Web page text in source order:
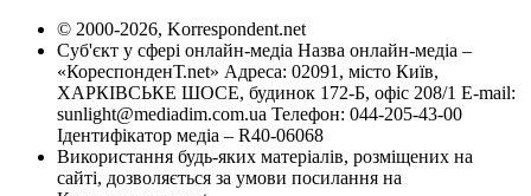
© 2000-2026, Korrespondent.net
Суб'єкт у сфері онлайн-медіа Назва онлайн-медіа –
«КореспонденТ.net» Адреса: 02091, місто Київ,
ХАРКІВСЬКЕ ШОСЕ, будинок 172-Б, офіс 208/1 E-mail:
sunlight@mediadim.com.ua Телефон: 044-205-43-00
Ідентифікатор медіа – R40-06068
Використання будь-яких матеріалів, розміщених на
сайті, дозволяється за умови посилання на